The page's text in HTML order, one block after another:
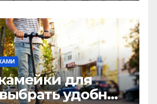
для
удобные